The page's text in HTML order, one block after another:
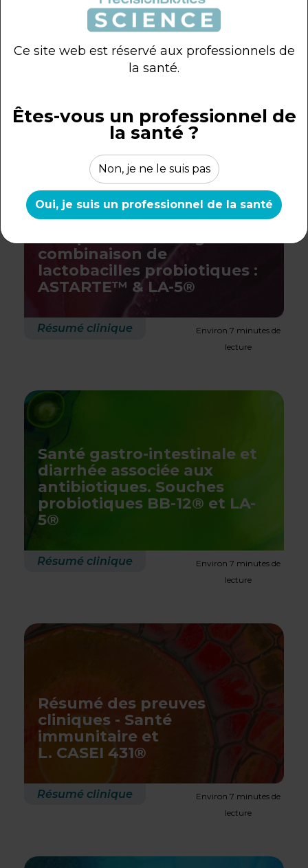
Résumé des preuves
cliniques - Performance
sportive et souche
probiotique 1714™
lecture
Résumé des preuves
combinaison de
lactobacilles probiotiques :
ASTARTE™ & LA-5®
Résumé clinique
Environ 7 minutes de
lecture
Santé gastro-intestinale et
diarrhée associée aux
antibiotiques. Souches
probiotiques BB-12® et LA-
5®
Résumé clinique
Environ 7 minutes de
lecture
Résumé des preuves
cliniques - Santé
immunitaire et
L. CASEI 431®
Résumé clinique
Environ 7 minutes de
lecture
Ce site web est réservé aux professionnels de
la santé.
Êtes-vous un professionnel de
la santé ?
Non, je ne le suis pas
Oui, je suis un professionnel de la santé